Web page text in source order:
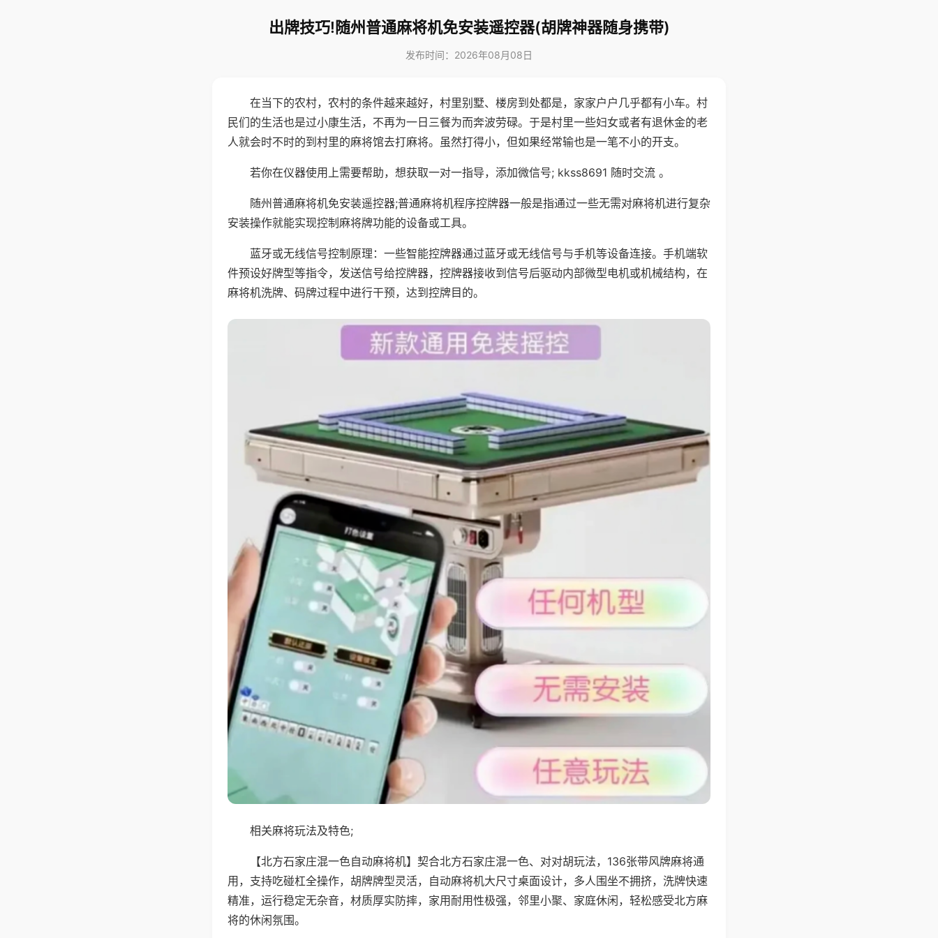
出牌技巧!随州普通麻将机免安装遥控器(胡牌神器随身携带)
发布时间：2026年08月08日
在当下的农村，农村的条件越来越好，村里别墅、楼房到处都是，家家户户几乎都有小车。村
民们的生活也是过小康生活，不再为一日三餐为而奔波劳碌。于是村里一些妇女或者有退休金的老
人就会时不时的到村里的麻将馆去打麻将。虽然打得小，但如果经常输也是一笔不小的开支。
若你在仪器使用上需要帮助，想获取一对一指导，添加微信号; kkss8691 随时交流 。
随州普通麻将机免安装遥控器;普通麻将机程序控牌器一般是指通过一些无需对麻将机进行复杂
安装操作就能实现控制麻将牌功能的设备或工具。
蓝牙或无线信号控制原理：一些智能控牌器通过蓝牙或无线信号与手机等设备连接。手机端软
件预设好牌型等指令，发送信号给控牌器，控牌器接收到信号后驱动内部微型电机或机械结构，在
麻将机洗牌、码牌过程中进行干预，达到控牌目的。
相关麻将玩法及特色;
【北方石家庄混一色自动麻将机】契合北方石家庄混一色、对对胡玩法，136张带风牌麻将通
用，支持吃碰杠全操作，胡牌牌型灵活，自动麻将机大尺寸桌面设计，多人围坐不拥挤，洗牌快速
精准，运行稳定无杂音，材质厚实防摔，家用耐用性极强，邻里小聚、家庭休闲，轻松感受北方麻
将的休闲氛围。